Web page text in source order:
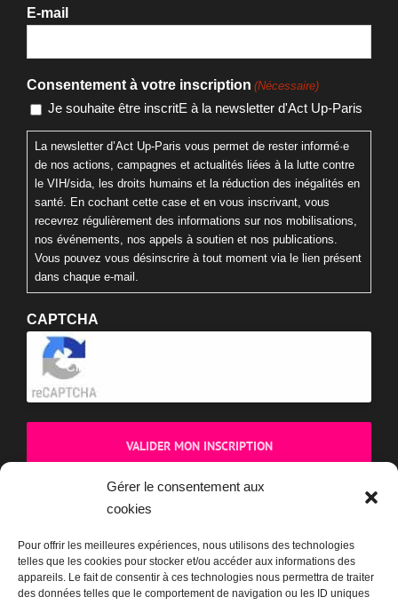
Gérer le consentement aux
cookies
Pour offrir les meilleures expériences, nous utilisons des technologies
telles que les cookies pour stocker et/ou accéder aux informations des
appareils. Le fait de consentir à ces technologies nous permettra de traiter
des données telles que le comportement de navigation ou les ID uniques
E-mail
Consentement à votre inscription (Nécessaire)
Je souhaite être inscritE à la newsletter d'Act Up-Paris
La newsletter d’Act Up-Paris vous permet de rester informé·e
de nos actions, campagnes et actualités liées à la lutte contre
le VIH/sida, les droits humains et la réduction des inégalités en
santé. En cochant cette case et en vous inscrivant, vous
recevrez régulièrement des informations sur nos mobilisations,
nos événements, nos appels à soutien et nos publications.
Vous pouvez vous désinscrire à tout moment via le lien présent
dans chaque e-mail.
CAPTCHA
Cliquez pour accepter la validation reCaptcha.
BOUTIQUE